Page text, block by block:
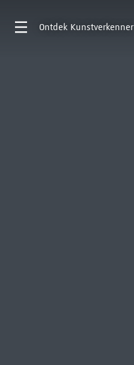
Ontdek Kunstverkenner